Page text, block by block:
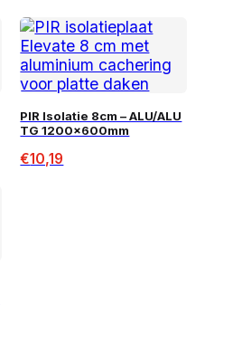
PIR Isolatie 8cm – ALU/ALU
TG 1200x600mm
€10,19